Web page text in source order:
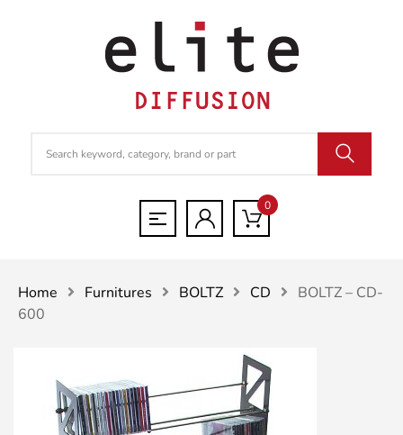
0
Home Furnitures BOLTZ CD
BOLTZ – CD-
600